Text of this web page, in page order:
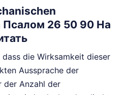
26 50 90 На
die Wirksamkeit dieser
Aussprache der
der Anzahl der